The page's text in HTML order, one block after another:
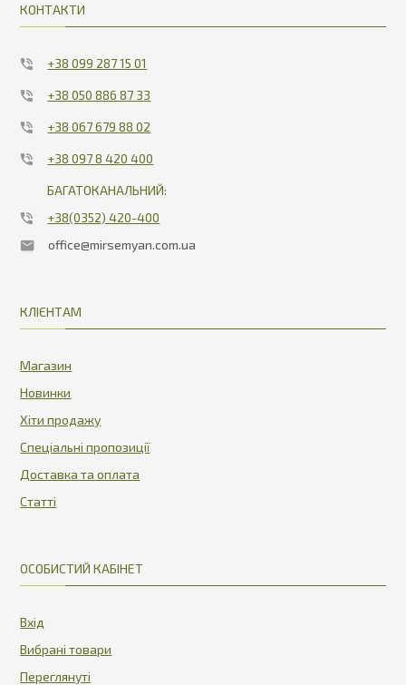
КОНТАКТИ
+38 099 287 15 01
+38 050 886 87 33
+38 067 679 88 02
+38 097 8 420 400
БАГАТОКАНАЛЬНИЙ:
+38(0352) 420-400
office@mirsemyan.com.ua
КЛІЄНТАМ
Магазин
Новинки
Хіти продажу
Спеціальні пропозиції
Доставка та оплата
Статті
ОСОБИСТИЙ КАБІНЕТ
Вхід
Вибрані товари
Переглянуті